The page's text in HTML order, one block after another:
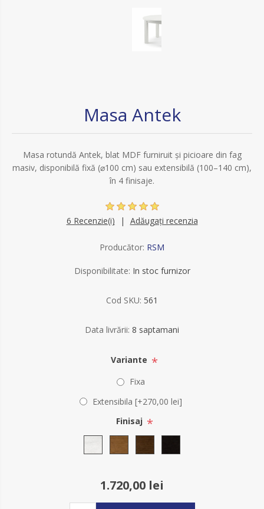
Masa Antek
Masa rotundă Antek, blat MDF furniruit și picioare din fag
masiv, disponibilă fixă (⌀100 cm) sau extensibilă (100–140 cm),
în 4 finisaje.
6 Recenzie(i) Adăugați recenzia
Producător: RSM
Disponibilitate: In stoc furnizor
Cod SKU: 561
Data livrării: 8 saptamani
Variante *
Fixa
Extensibila [+270,00 lei]
Finisaj *
1.720,00 lei